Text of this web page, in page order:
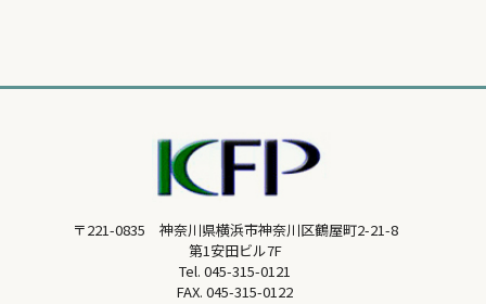
〒221-0835 神奈川県横浜市神奈川区鶴屋町2-21-8
第1安田ビル7F
Tel. 045-315-0121
FAX. 045-315-0122